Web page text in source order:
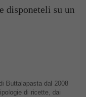
disponeteli su un
Buttalapasta dal 2008
di ricette, dai